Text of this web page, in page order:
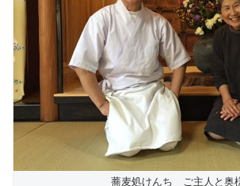
蕎麦処けんち ご主人と奥